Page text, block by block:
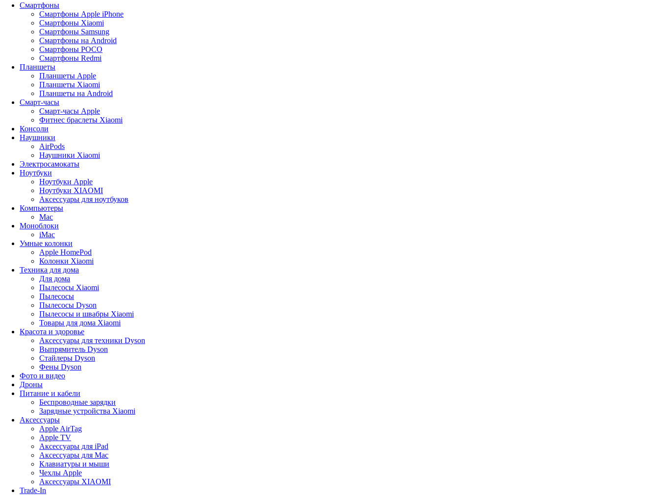
Смартфоны
Смартфоны Apple iPhone
Смартфоны Хiaomi
Смартфоны Samsung
Смартфоны на Android
Смартфоны POCO
Смартфоны Redmi
Планшеты
Планшеты Apple
Планшеты Xiaomi
Планшеты на Android
Смарт-часы
Смарт-часы Apple
Фитнес браслеты Xiaomi
Консоли
Наушники
AirPods
Наушники Xiaomi
Электросамокаты
Ноутбуки
Ноутбуки Apple
Ноутбуки XIAOMI
Аксессуары для ноутбуков
Компьютеры
Mac
Моноблоки
iMac
Умные колонки
Apple HomePod
Колонки Xiaomi
Техника для дома
Для дома
Пылесосы Xiaomi
Пылесосы
Пылесосы Dyson
Пылесосы и швабры Xiaomi
Товары для дома Xiaomi
Красота и здоровье
Аксессуары для техники Dyson
Выпрямитель Dyson
Стайлеры Dyson
Фены Dyson
Фото и видео
Дроны
Питание и кабели
Беспроводные зарядки
Зарядные устройства Xiaomi
Аксессуары
Apple AirTag
Apple TV
Аксессуары для iPad
Аксессуары для Mac
Клавиатуры и мыши
Чехлы Apple
Аксессуары XIAOMI
Trade-In